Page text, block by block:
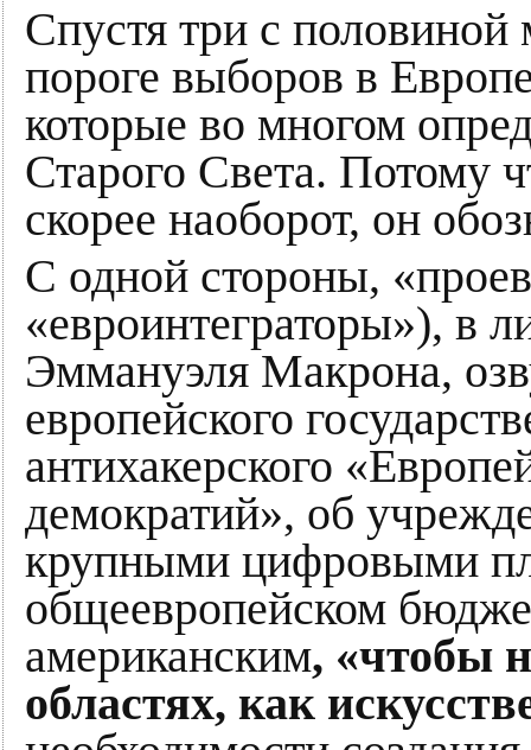
Спустя три с половиной
пороге выборов в
которые во многом
Старого Света. Потому
скорее наоборот, он
С одной стороны,
«евроинтеграторы»), в
Эммануэля Макрона,
европейского
антихакерского
демократий», об
крупными цифровыми
общеевропейском
американским, «чтобы
областях, как